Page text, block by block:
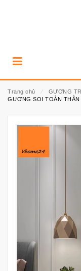
Trang chủ ⁄ GƯƠNG
GƯƠNG SOI TOÀN